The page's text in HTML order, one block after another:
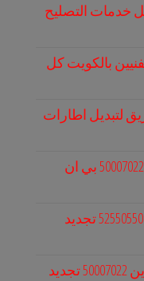
خدمات التصليح
بالكويت كل
لتبديل اطارات
اشتراك Bein Sport المملكة 50007022 بي ان
اشتراك Bein Sport بالكويت 52550550 تجديد
اشتراك Bein كونكت اون لاين 50007022 تجديد